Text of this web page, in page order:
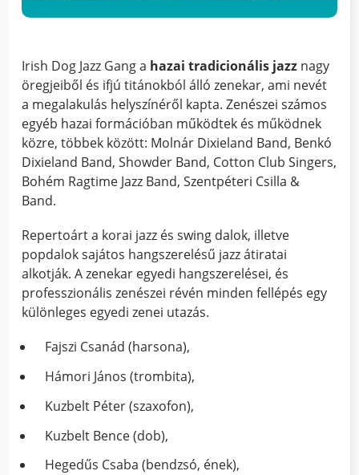
Irish Dog Jazz Gang a hazai tradicionális jazz nagy
öregjeiből és ifjú titánokból álló zenekar, ami nevét
a megalakulás helyszínéről kapta. Zenészei számos
egyéb hazai formációban működtek és működnek
közre, többek között: Molnár Dixieland Band, Benkó
Dixieland Band, Showder Band, Cotton Club Singers,
Bohém Ragtime Jazz Band, Szentpéteri Csilla &
Band.
Repertoárt a korai jazz és swing dalok, illetve
popdalok sajátos hangszerelésű jazz átiratai
alkotják. A zenekar egyedi hangszerelései, és
professzionális zenészei révén minden fellépés egy
különleges egyedi zenei utazás.
Fajszi Csanád (harsona),
Hámori János (trombita),
Kuzbelt Péter (szaxofon),
Kuzbelt Bence (dob),
Hegedűs Csaba (bendzsó, ének),